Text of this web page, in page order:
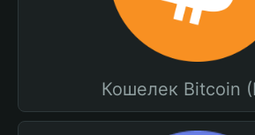
Кошелек Bitcoin